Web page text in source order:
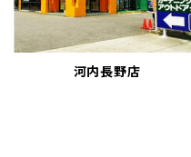
河内長野店